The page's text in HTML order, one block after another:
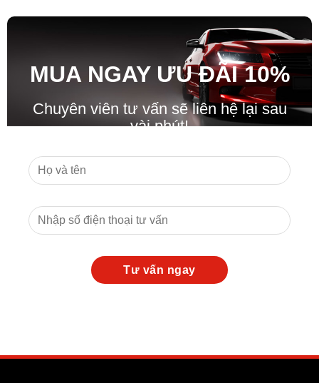
MUA NGAY ƯU ĐÃI10%
Chuyên viên tư vấn sẽ liên hệ lại sau
vài phút!